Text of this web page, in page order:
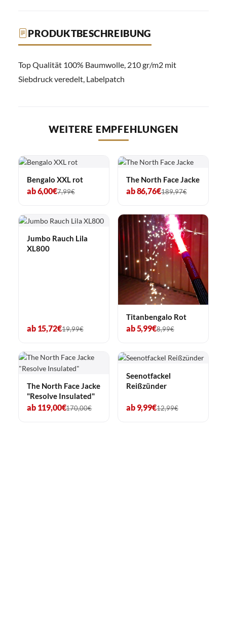
PRODUKTBESCHREIBUNG
Top Qualität 100% Baumwolle, 210 gr/m2 mit
Siebdruck veredelt, Labelpatch
WEITERE EMPFEHLUNGEN
Bengalo XXL rot
ab 6,00€7,99€
The North Face Jacke
ab 86,76€189,97€
Jumbo Rauch Lila
XL800
ab 15,72€19,99€
Titanbengalo Rot
ab 5,99€8,99€
The North Face Jacke
"Resolve Insulated"
ab 119,00€170,00€
Seenotfackel
Reißzünder
ab 9,99€12,99€